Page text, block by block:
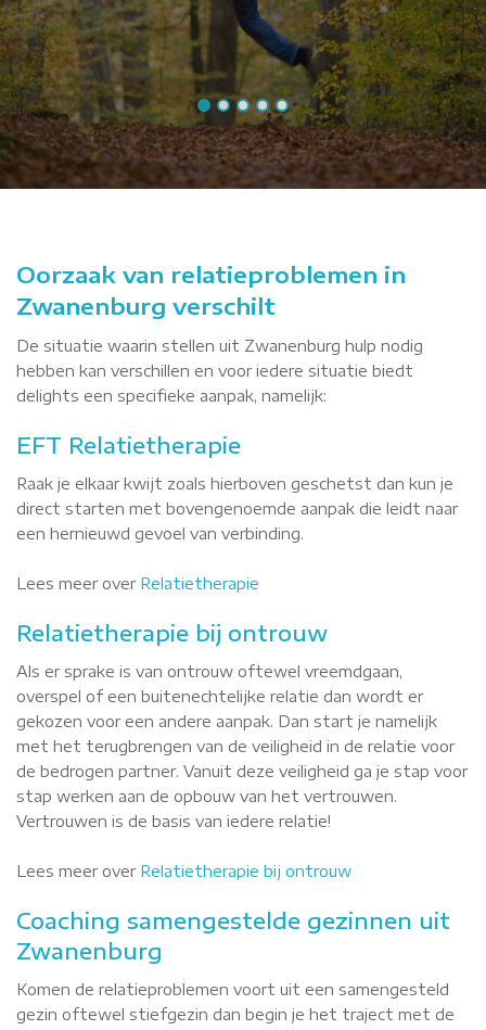
Oorzaak van relatieproblemen in
Zwanenburg verschilt
De situatie waarin stellen uit Zwanenburg hulp nodig
hebben kan verschillen en voor iedere situatie biedt
delights een specifieke aanpak, namelijk:
EFT Relatietherapie
Raak je elkaar kwijt zoals hierboven geschetst dan kun je
direct starten met bovengenoemde aanpak die leidt naar
een hernieuwd gevoel van verbinding.
Lees meer over Relatietherapie
Relatietherapie bij ontrouw
Als er sprake is van ontrouw oftewel vreemdgaan,
overspel of een buitenechtelijke relatie dan wordt er
gekozen voor een andere aanpak. Dan start je namelijk
met het terugbrengen van de veiligheid in de relatie voor
de bedrogen partner. Vanuit deze veiligheid ga je stap voor
stap werken aan de opbouw van het vertrouwen.
Vertrouwen is de basis van iedere relatie!
Lees meer over Relatietherapie bij ontrouw
Coaching samengestelde gezinnen uit
Zwanenburg
Komen de relatieproblemen voort uit een samengesteld
gezin oftewel stiefgezin dan begin je het traject met de